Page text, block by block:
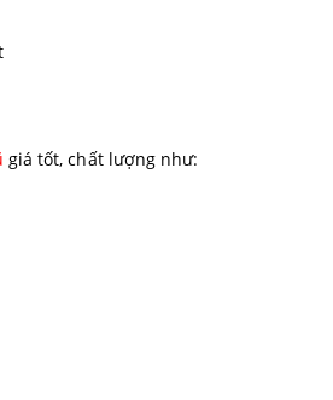
giá tốt, chất lượng như: